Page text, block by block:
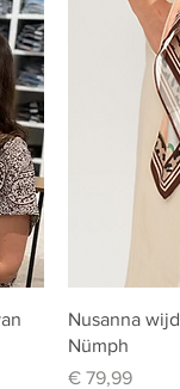
Nusanna
Nümph
Prijs
€ 79,99